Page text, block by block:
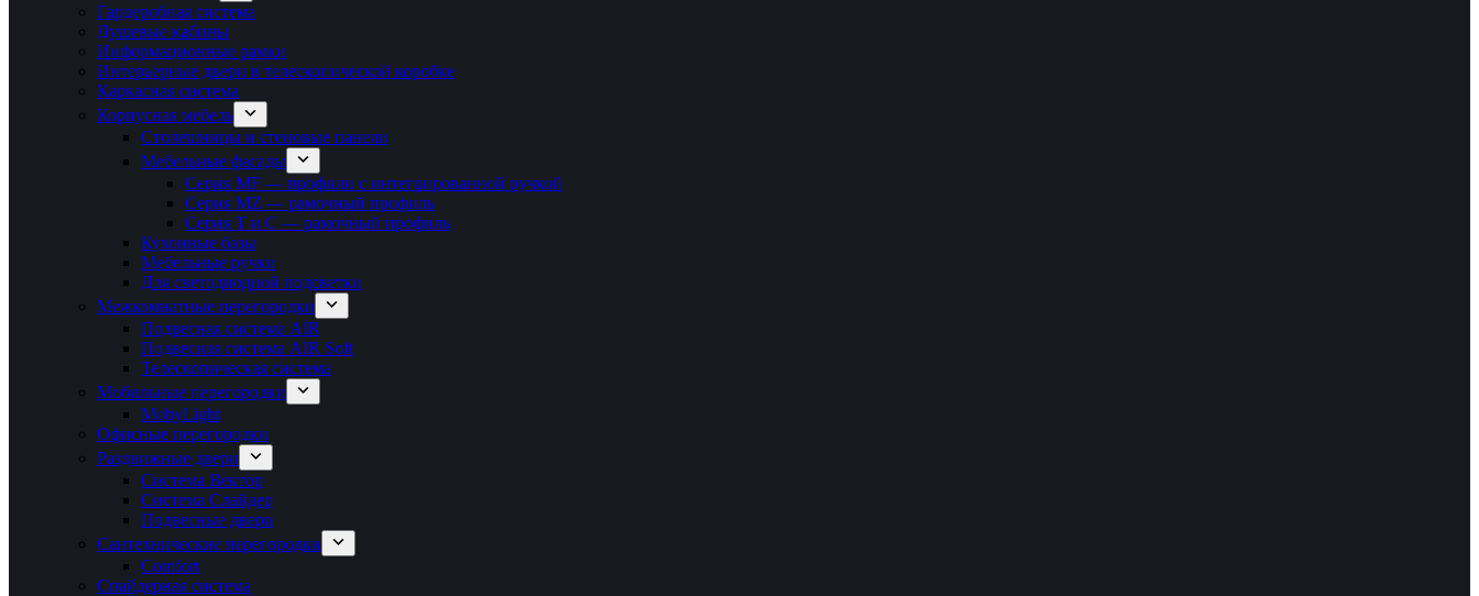
Гардеробная система
Душевые кабины
Информационные рамки
Интерьерные двери в телескопической коробке
Каркасная система
Корпусная мебель
Столешницы и стеновые панели
Мебельные фасады
Серия MF — профили с интегрированной ручкой
Серия MZ — рамочный профиль
Серия T и C — рамочный профиль
Кухонные базы
Мебельные ручки
Для светодиодной подсветки
Межкомнатные перегородки
Подвесная система AIR
Подвесная система AIR Soft
Телескопическая система
Мобильные перегородки
MobyLight
Офисные перегородки
Раздвижные двери
Система Вектор
Система Слайдер
Подвесные двери
Сантехнические перегородки
Comfort
Спайдерная система